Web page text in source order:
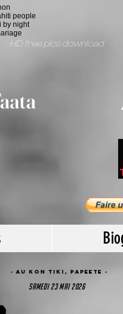
people
by night
HD free pics download
- Au KON TIKI, papeete -
samedi 23 mai 2026